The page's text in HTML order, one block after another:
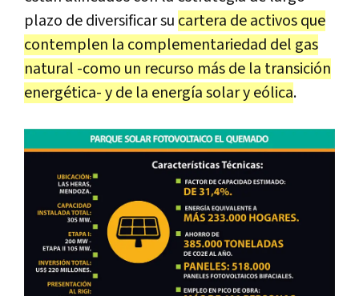
plazo de diversificar su cartera de activos que
contemplen la complementariedad del gas
natural -como un recurso más de la transición
energética- y de la energía solar y eólica.